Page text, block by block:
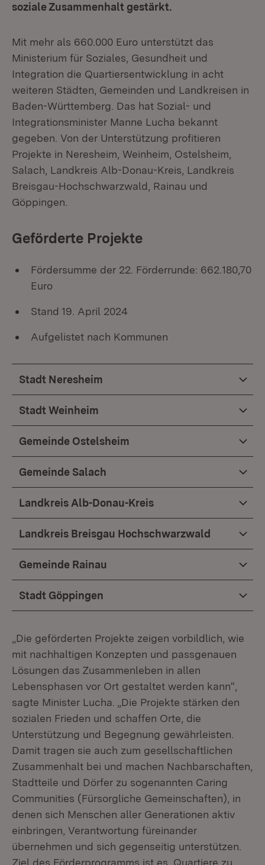
soziale Zusammenhalt gestärkt.
Mit mehr als 660.000 Euro unterstützt das
Ministerium für Soziales, Gesundheit und
Integration die Quartiersentwicklung in acht
weiteren Städten, Gemeinden und Landkreisen in
Baden-Württemberg. Das hat Sozial- und
Integrationsminister Manne Lucha bekannt
gegeben. Von der Unterstützung profitieren
Projekte in Neresheim, Weinheim, Ostelsheim,
Salach, Landkreis Alb-Donau-Kreis, Landkreis
Breisgau-Hochschwarzwald, Rainau und
Göppingen.
Geförderte Projekte
Fördersumme der 22. Förderrunde: 662.180,70
Euro
Stand 19. April 2024
Aufgelistet nach Kommunen
Stadt Neresheim
Stadt Weinheim
Gemeinde Ostelsheim
Gemeinde Salach
Landkreis Alb-Donau-Kreis
Landkreis Breisgau Hochschwarzwald
Gemeinde Rainau
Stadt Göppingen
„Die geförderten Projekte zeigen vorbildlich, wie
mit nachhaltigen Konzepten und passgenauen
Lösungen das Zusammenleben in allen
Lebensphasen vor Ort gestaltet werden kann“,
sagte Minister Lucha. „Die Projekte stärken den
sozialen Frieden und schaffen Orte, die
Unterstützung und Begegnung gewährleisten.
Damit tragen sie auch zum gesellschaftlichen
Zusammenhalt bei und machen Nachbarschaften,
Stadtteile und Dörfer zu sogenannten Caring
Communities (Fürsorgliche Gemeinschaften), in
denen sich Menschen aller Generationen aktiv
einbringen, Verantwortung füreinander
übernehmen und sich gegenseitig unterstützen.
Ziel des Förderprogramms ist es, Quartiere zu